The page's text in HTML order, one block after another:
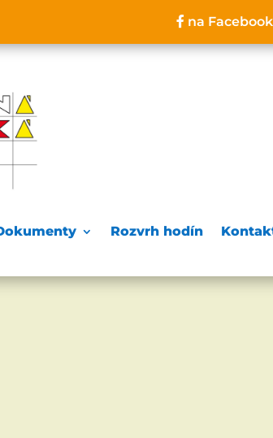
na
Rozvrh hodín